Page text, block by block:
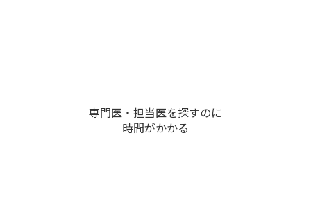
専門医・担当医を探すのに
時間がかかる